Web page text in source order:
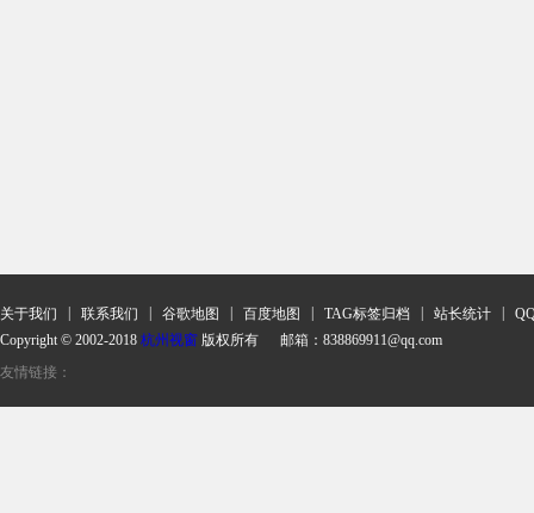
关于我们 联系我们 谷歌地图 百度地图 TAG标签归档 站长统计
Copyright © 2002-2018 杭州视窗 版权所有 邮箱：838869911@qq.com
友情链接：